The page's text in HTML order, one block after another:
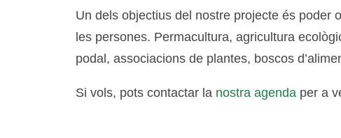
Un dels objectius del nostre projecte és poder
les persones. Permacultura, agricultura
podal, associacions de plantes, boscos
Si vols, pots contactar la nostra agenda per a